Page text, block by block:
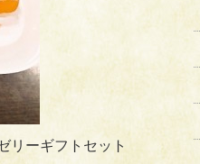
リーギフトセット